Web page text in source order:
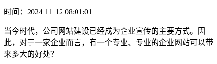
时间：2024-11-12 08:01:01
当今时代，公司网站建设已经成为企业宣传的主要方式。因
此，对于一家企业而言，有一个专业、专业的企业网站可以带
来多大的好处？